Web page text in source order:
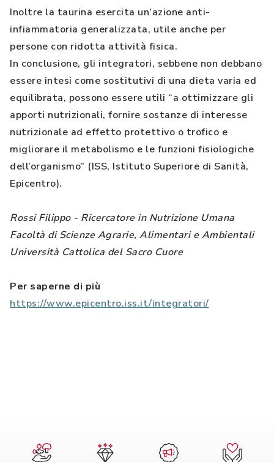
Inoltre la taurina esercita un’azione anti-
infiammatoria generalizzata, utile anche per
persone con ridotta attività fisica.
In conclusione, gli integratori, sebbene non debbano
essere intesi come sostitutivi di una dieta varia ed
equilibrata, possono essere utili “a ottimizzare gli
apporti nutrizionali, fornire sostanze di interesse
nutrizionale ad effetto protettivo o trofico e
migliorare il metabolismo e le funzioni fisiologiche
dell’organismo” (ISS, Istituto Superiore di Sanità,
Epicentro).
Rossi Filippo - Ricercatore in Nutrizione Umana
Facoltà di Scienze Agrarie, Alimentari e Ambientali
Università Cattolica del Sacro Cuore
Per saperne di più
https://www.epicentro.iss.it/integratori/